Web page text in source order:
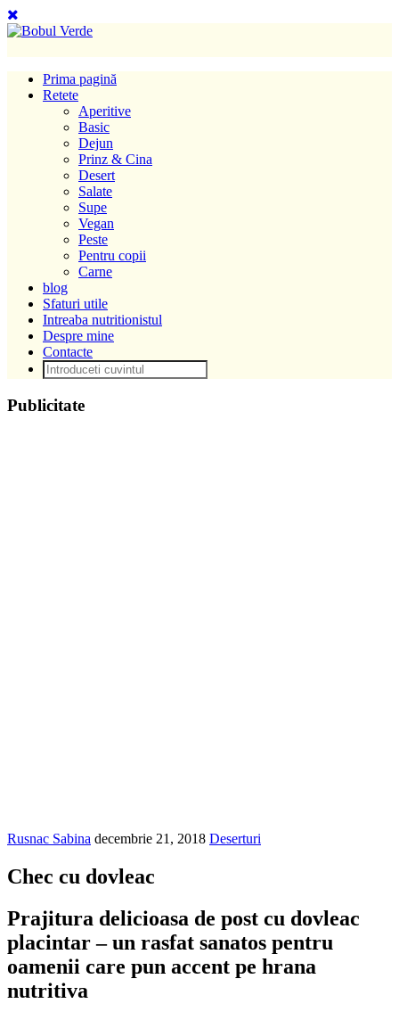
Prima pagină
Retete
Aperitive
Basic
Dejun
Prinz & Cina
Desert
Salate
Supe
Vegan
Peste
Pentru copii
Carne
blog
Sfaturi utile
Intreaba nutritionistul
Despre mine
Contacte
Publicitate
Rusnac Sabina decembrie 21, 2018 Deserturi
Chec cu dovleac
Prajitura delicioasa de post cu dovleac
placintar – un rasfat sanatos pentru
oamenii care pun accent pe hrana
nutritiva